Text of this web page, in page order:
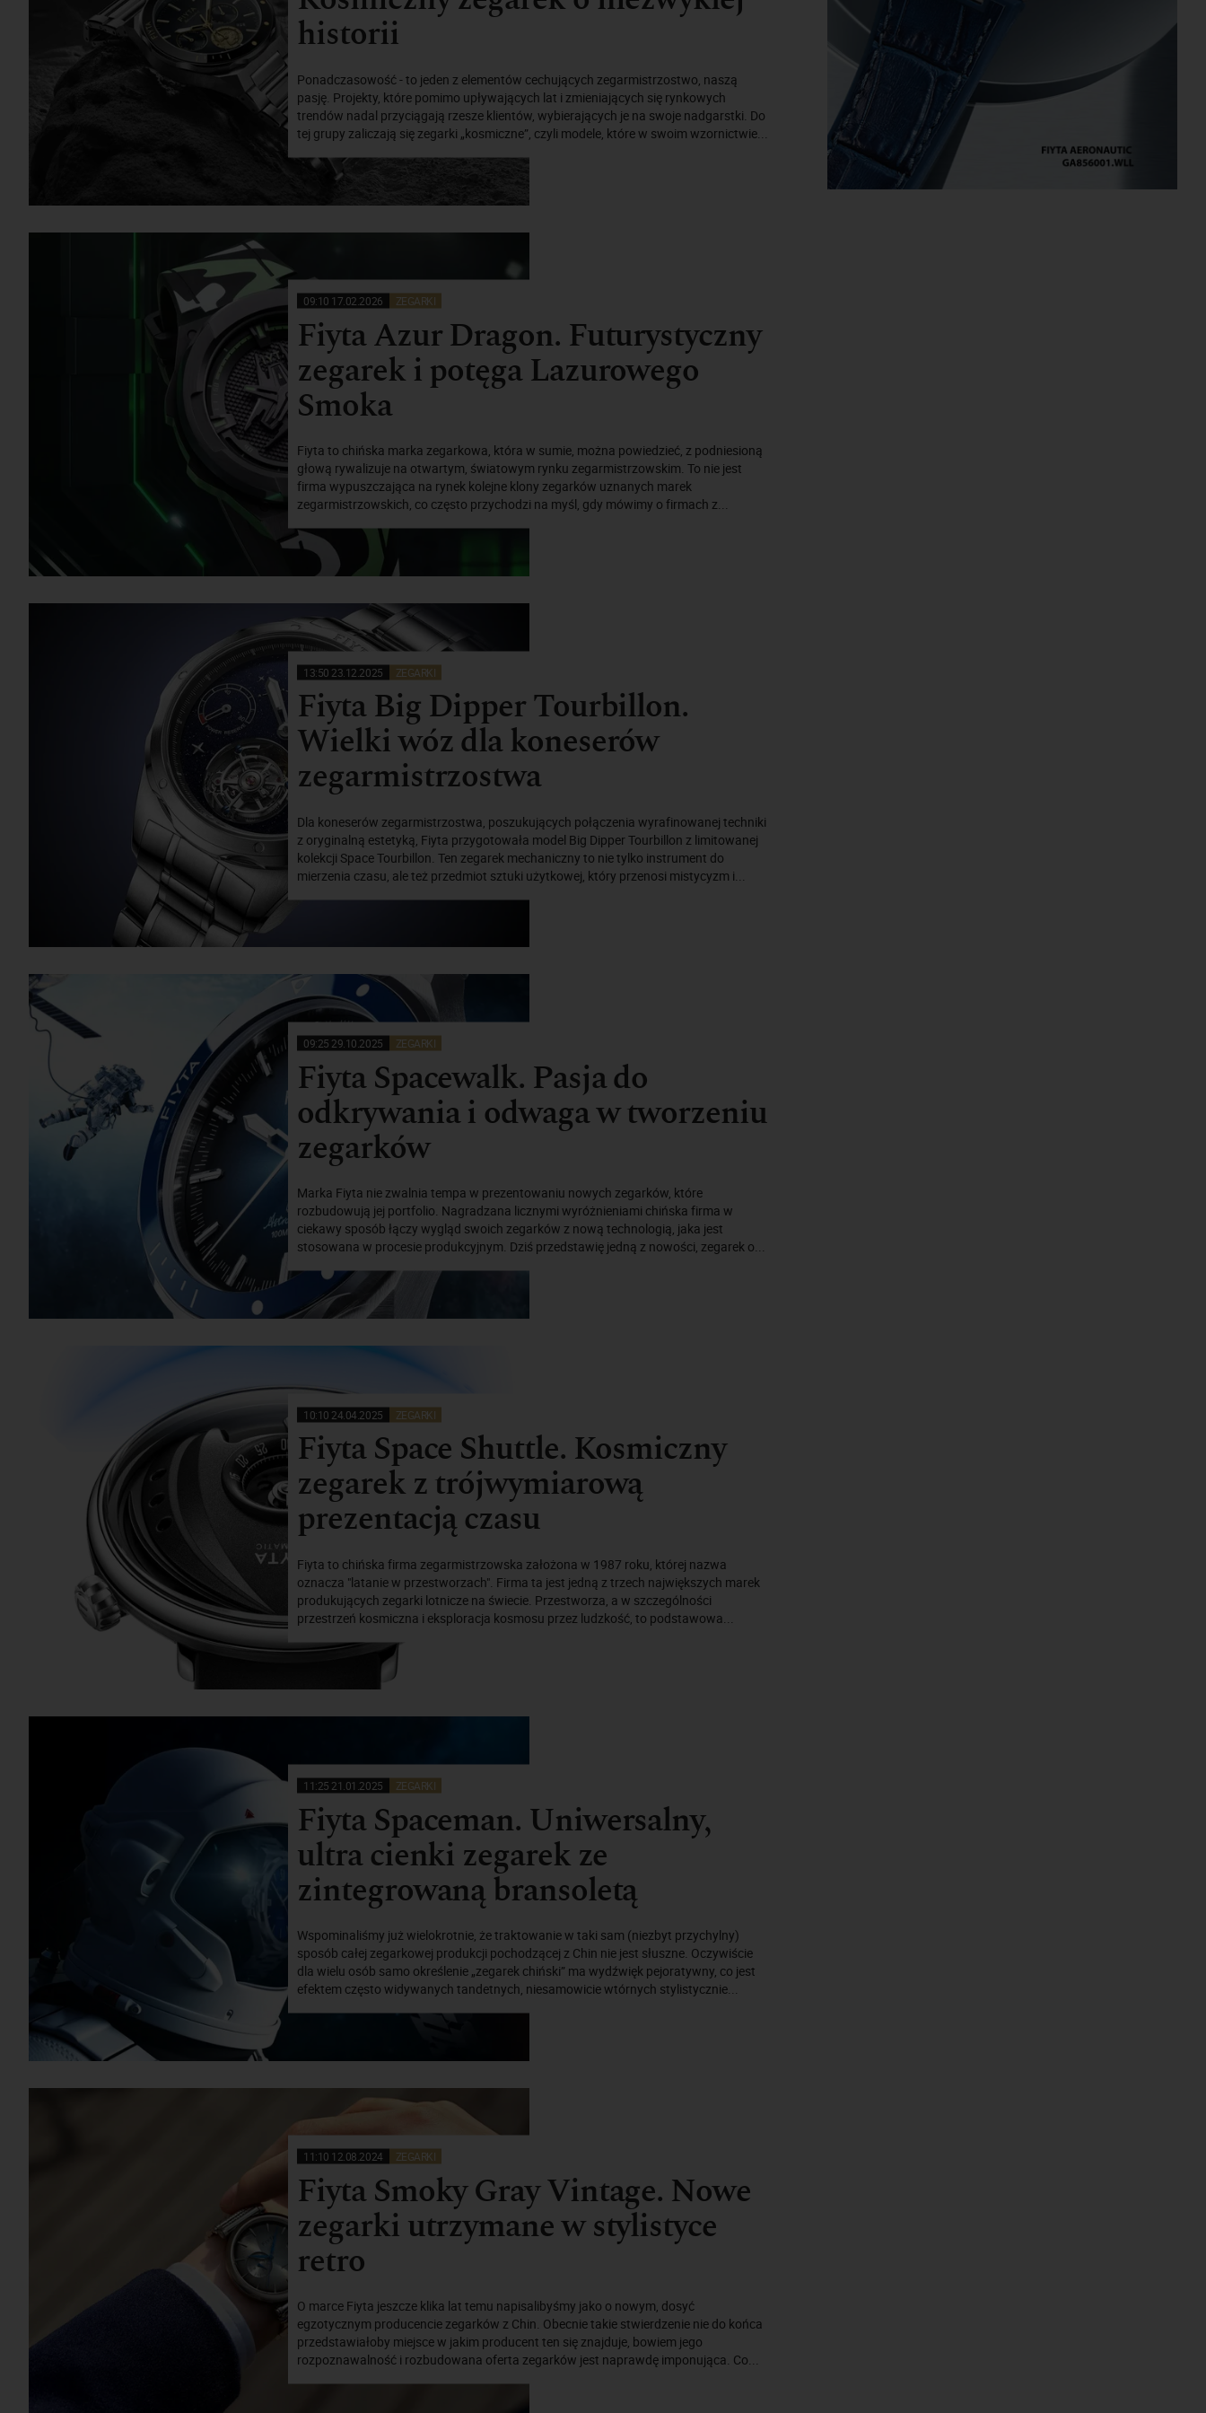
historii
Ponadczasowość - to jeden z elementów cechujących zegarmistrzostwo, naszą
pasję. Projekty, które pomimo upływających lat i zmieniających się rynkowych
trendów nadal przyciągają rzesze klientów, wybierających je na swoje nadgarstki. Do
tej grupy zaliczają się zegarki „kosmiczne”, czyli modele, które w swoim wzornictwie...
09:10 17.02.2026 ZEGARKI
Fiyta Azur Dragon. Futurystyczny
zegarek i potęga Lazurowego
Smoka
Fiyta to chińska marka zegarkowa, która w sumie, można powiedzieć, z podniesioną
głową rywalizuje na otwartym, światowym rynku zegarmistrzowskim. To nie jest
firma wypuszczająca na rynek kolejne klony zegarków uznanych marek
zegarmistrzowskich, co często przychodzi na myśl, gdy mówimy o firmach z...
13:50 23.12.2025 ZEGARKI
Fiyta Big Dipper Tourbillon.
Wielki wóz dla koneserów
zegarmistrzostwa
Dla koneserów zegarmistrzostwa, poszukujących połączenia wyrafinowanej techniki
z oryginalną estetyką, Fiyta przygotowała model Big Dipper Tourbillon z limitowanej
kolekcji Space Tourbillon. Ten zegarek mechaniczny to nie tylko instrument do
mierzenia czasu, ale też przedmiot sztuki użytkowej, który przenosi mistycyzm i...
09:25 29.10.2025 ZEGARKI
Fiyta Spacewalk. Pasja do
odkrywania i odwaga w tworzeniu
zegarków
Marka Fiyta nie zwalnia tempa w prezentowaniu nowych zegarków, które
rozbudowują jej portfolio. Nagradzana licznymi wyróżnieniami chińska firma w
ciekawy sposób łączy wygląd swoich zegarków z nową technologią, jaka jest
stosowana w procesie produkcyjnym. Dziś przedstawię jedną z nowości, zegarek o...
10:10 24.04.2025 ZEGARKI
Fiyta Space Shuttle. Kosmiczny
zegarek z trójwymiarową
prezentacją czasu
Fiyta to chińska firma zegarmistrzowska założona w 1987 roku, której nazwa
oznacza "latanie w przestworzach". Firma ta jest jedną z trzech największych marek
produkujących zegarki lotnicze na świecie. Przestworza, a w szczególności
przestrzeń kosmiczna i eksploracja kosmosu przez ludzkość, to podstawowa...
11:25 21.01.2025 ZEGARKI
Fiyta Spaceman. Uniwersalny,
ultra cienki zegarek ze
zintegrowaną bransoletą
Wspominaliśmy już wielokrotnie, że traktowanie w taki sam (niezbyt przychylny)
sposób całej zegarkowej produkcji pochodzącej z Chin nie jest słuszne. Oczywiście
dla wielu osób samo określenie „zegarek chiński” ma wydźwięk pejoratywny, co jest
efektem często widywanych tandetnych, niesamowicie wtórnych stylistycznie...
11:10 12.08.2024 ZEGARKI
Fiyta Smoky Gray Vintage. Nowe
zegarki utrzymane w stylistyce
retro
O marce Fiyta jeszcze klika lat temu napisalibyśmy jako o nowym, dosyć
egzotycznym producencie zegarków z Chin. Obecnie takie stwierdzenie nie do końca
przedstawiałoby miejsce w jakim producent ten się znajduje, bowiem jego
rozpoznawalność i rozbudowana oferta zegarków jest naprawdę imponująca. Co...